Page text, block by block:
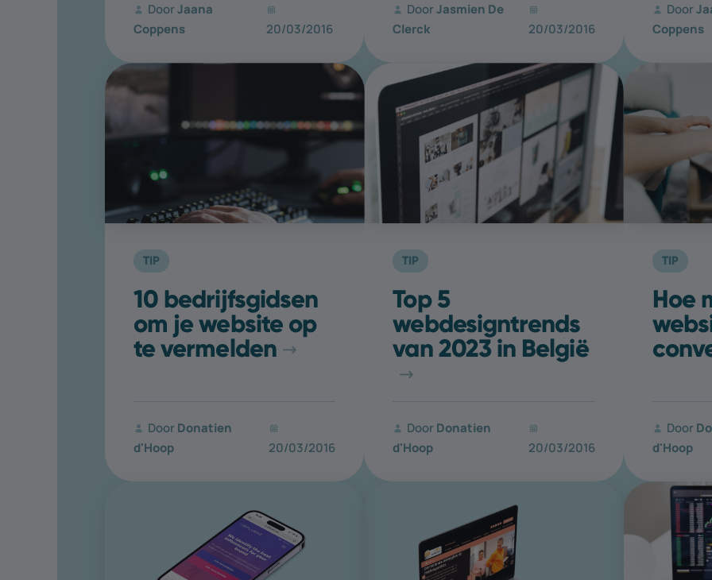
DoorJaana
Coppens
20/03/2016
DoorJasmien De
Clerck
20/03/2016
Door
Coppens
TIP
10 bedrijfsgidsen
om je website op
te vermelden
Door Donatien
d'Hoop
20/03/2016
TIP
Top 5
webdesigntrends
van 2023 in België
Door Donatien
d'Hoop
20/03/2016
TIP
Hoe
Door
d'Hoop